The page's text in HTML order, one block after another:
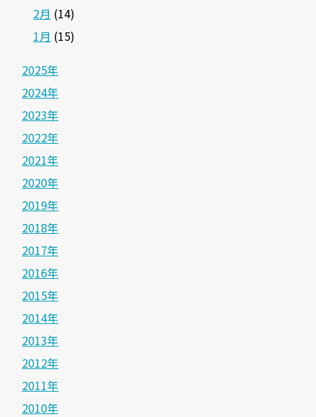
2月 (14)
1月 (15)
2025年
2024年
2023年
2022年
2021年
2020年
2019年
2018年
2017年
2016年
2015年
2014年
2013年
2012年
2011年
2010年